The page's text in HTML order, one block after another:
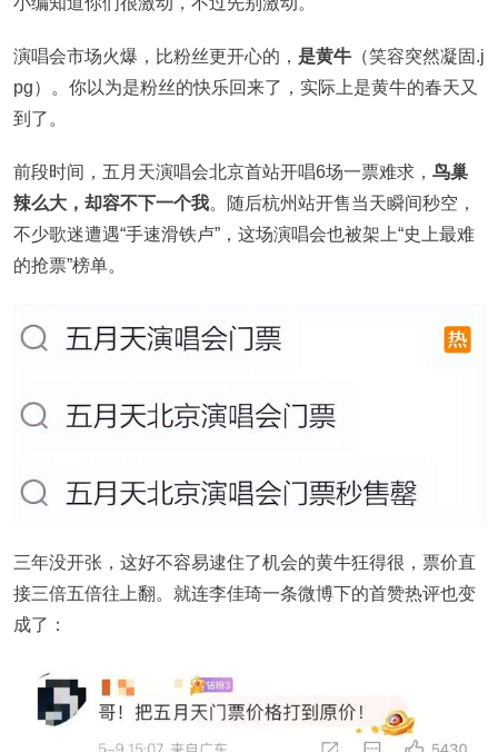
演唱会市场火爆，比粉丝更开心的， 是黄牛 （笑容突然凝固.j
pg）。你以为是粉丝的快乐回来了，实际上是黄牛的春天又
到了。
前段时间，五月天演唱会北京首站开唱6场一票难求， 鸟巢
辣么大，却容不下一个我。随后杭州站开售当天瞬间秒空，
不少歌迷遭遇“手速滑铁卢”，这场演唱会也被架上“史上最难
的抢票”榜单。
三年没开张，这好不容易逮住了机会的黄牛狂得很，票价直
接三倍五倍往上翻。就连李佳琦一条微博下的首赞热评也变
成了：